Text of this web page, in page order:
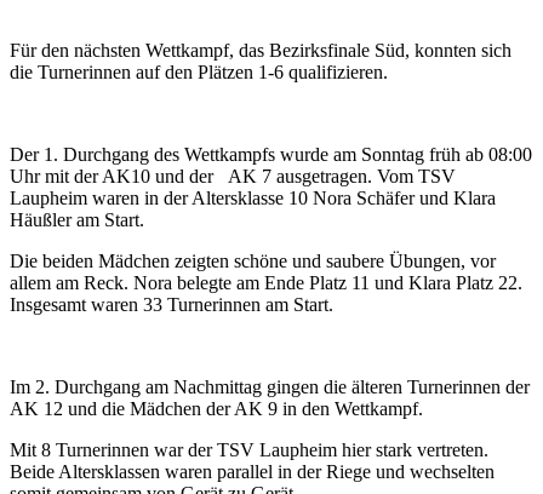
Für den nächsten Wettkampf, das Bezirksfinale Süd, konnten sich
die Turnerinnen auf den Plätzen 1-6 qualifizieren.
Der 1. Durchgang des Wettkampfs wurde am Sonntag früh ab 08:00
Uhr mit der AK10 und der AK 7 ausgetragen. Vom TSV
Laupheim waren in der Altersklasse 10 Nora Schäfer und Klara
Häußler am Start.
Die beiden Mädchen zeigten schöne und saubere Übungen, vor
allem am Reck. Nora belegte am Ende Platz 11 und Klara Platz 22.
Insgesamt waren 33 Turnerinnen am Start.
Im 2. Durchgang am Nachmittag gingen die älteren Turnerinnen der
AK 12 und die Mädchen der AK 9 in den Wettkampf.
Mit 8 Turnerinnen war der TSV Laupheim hier stark vertreten.
Beide Altersklassen waren parallel in der Riege und wechselten